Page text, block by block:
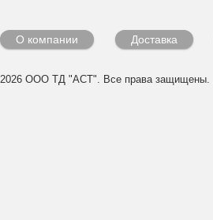
О компании Доставка
2026 ООО ТД "АСТ". Все права защищены.